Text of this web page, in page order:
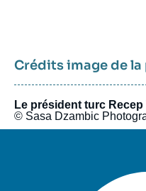
Crédits image de la
Le président turc
© Sasa Dzambic